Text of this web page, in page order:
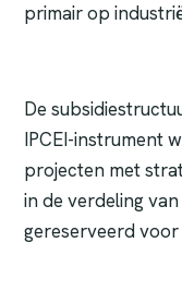
primair op
De
IPCEI-instrument
projecten met
in de verdeling
gereserveerd